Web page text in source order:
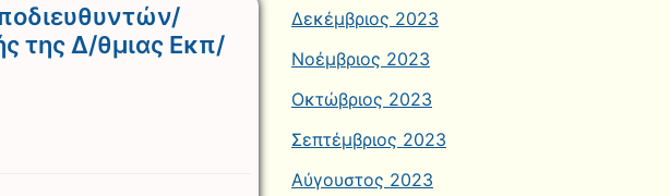
της Δ/θμιας Εκπ/
Δεκέμβριος 2023
Νοέμβριος 2023
Οκτώβριος 2023
Σεπτέμβριος 2023
Αύγουστος 2023